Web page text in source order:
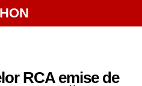
RCA emise de